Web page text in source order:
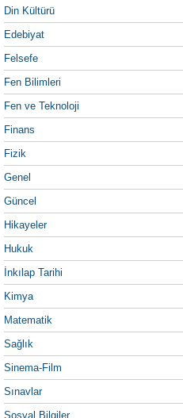
Din Kültürü
Edebiyat
Felsefe
Fen Bilimleri
Fen ve Teknoloji
Finans
Fizik
Genel
Güncel
Hikayeler
Hukuk
İnkılap Tarihi
Kimya
Matematik
Sağlık
Sinema-Film
Sınavlar
Sosyal Bilgiler